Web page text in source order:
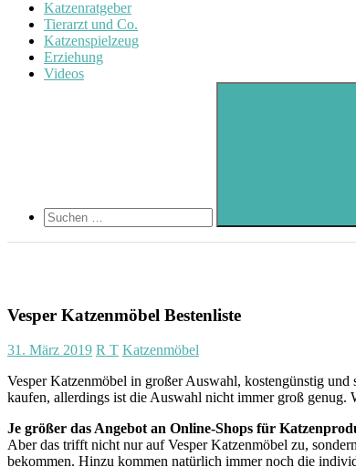
Katzenratgeber
Tierarzt und Co.
Katzenspielzeug
Erziehung
Videos
Vesper Katzenmöbel Bestenliste
31. März 2019 R T Katzenmöbel
Vesper Katzenmöbel in großer Auswahl, kostengünstig
kaufen, allerdings ist die Auswahl nicht immer groß genug.
Je größer das Angebot an Online-Shops für
Aber das trifft nicht nur auf Vesper Katzenmöbel zu,
bekommen. Hinzu kommen natürlich immer noch die